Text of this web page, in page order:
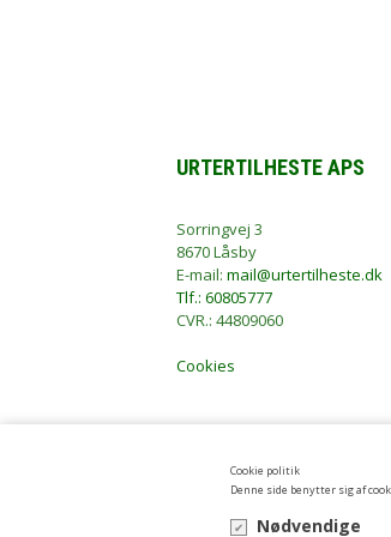
Cookie politik
Denne side benytter sig af
Nødvendige
URTERTILHESTE APS
Sorringvej 3
8670 Låsby
E-mail: mail@urtertilheste.dk
Tlf.: 60805777
CVR.: 44809060
Cookies